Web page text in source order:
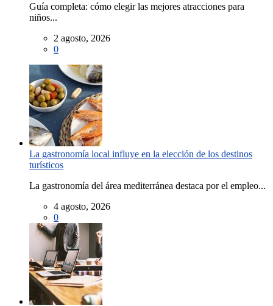
Guía completa: cómo elegir las mejores atracciones para
niños...
2 agosto, 2026
0
La gastronomía local influye en la elección de los destinos
turísticos
La gastronomía del área mediterránea destaca por el empleo...
4 agosto, 2026
0